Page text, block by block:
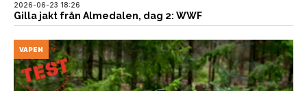
2026-06-23 18:26
Gilla jakt från Almedalen, dag 2: WWF
VAPEN